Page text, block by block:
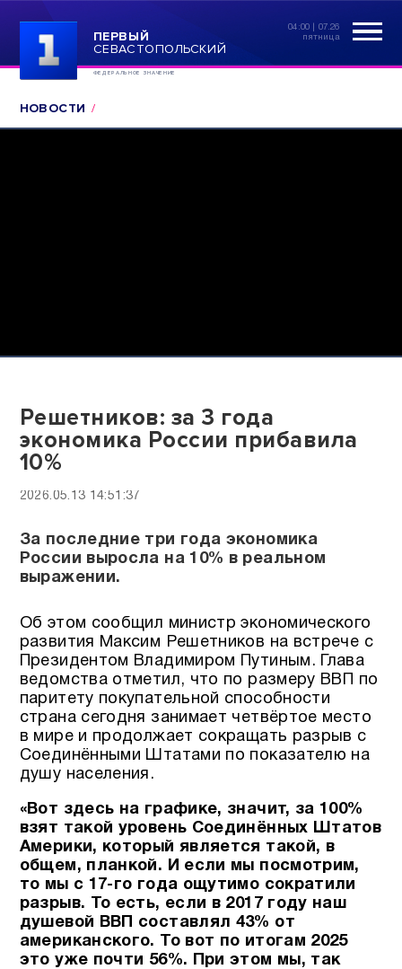
ПЕРВЫЙ
СЕВАСТОПОЛЬСКИЙ
ФЕДЕРАЛЬНОЕ ЗНАЧЕНИЕ
04:00 | 07.26
пятница
НОВОСТИ
Решетников: за 3 года
экономика России прибавила
10%
2026.05.13 14:51:37
За последние три года экономика
России выросла на 10% в реальном
выражении.
Об этом сообщил министр экономического
развития Максим Решетников на встрече с
Президентом Владимиром Путиным. Глава
ведомства отметил, что по размеру ВВП по
паритету покупательной способности
страна сегодня занимает четвёртое место
в мире и продолжает сокращать разрыв с
Соединёнными Штатами по показателю на
душу населения.
«Вот здесь на графике, значит, за 100%
взят такой уровень Соединённых Штатов
Америки, который является такой, в
общем, планкой. И если мы посмотрим,
то мы с 17-го года ощутимо сократили
разрыв. То есть, если в 2017 году наш
душевой ВВП составлял 43% от
американского. То вот по итогам 2025
это уже почти 56%. При этом мы, так